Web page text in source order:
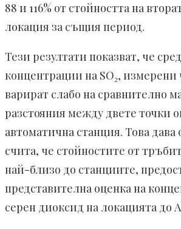
88 и 116% от стойността на
локация за същия период.
Тези резултати показват, че
концентрации на SO₂, измерени
варират слабо на сравнително
разстояния между двете точки
автоматична станция. Това дава
счита, че стойностите от
най-близо до станциите,
представителна оценка на
серен диоксид на локацията до